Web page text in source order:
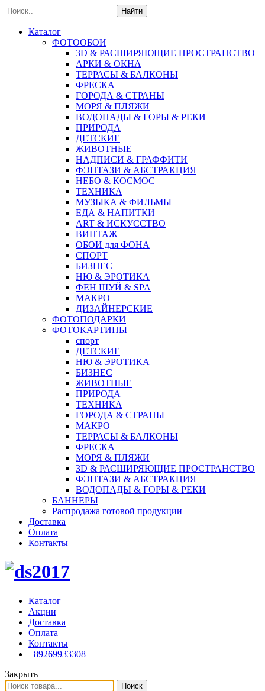
Найти
Каталог
ФОТООБОИ
3D & РАСШИРЯЮЩИЕ ПРОСТРАНСТВО
АРКИ & ОКНА
ТЕРРАСЫ & БАЛКОНЫ
ФРЕСКА
ГОРОДА & СТРАНЫ
МОРЯ & ПЛЯЖИ
ВОДОПАДЫ & ГОРЫ & РЕКИ
ПРИРОДА
ДЕТСКИЕ
ЖИВОТНЫЕ
НАДПИСИ & ГРАФФИТИ
ФЭНТАЗИ & АБСТРАКЦИЯ
НЕБО & КОСМОС
ТЕХНИКА
МУЗЫКА & ФИЛЬМЫ
ЕДА & НАПИТКИ
ART & ИСКУССТВО
ВИНТАЖ
ОБОИ для ФОНА
СПОРТ
БИЗНЕС
НЮ & ЭРОТИКА
ФЕН ШУЙ & SPA
МАКРО
ДИЗАЙНЕРСКИЕ
ФОТОПОДАРКИ
ФОТОКАРТИНЫ
спорт
ДЕТСКИЕ
НЮ & ЭРОТИКА
БИЗНЕС
ЖИВОТНЫЕ
ПРИРОДА
ТЕХНИКА
ГОРОДА & СТРАНЫ
МАКРО
ТЕРРАСЫ & БАЛКОНЫ
ФРЕСКА
МОРЯ & ПЛЯЖИ
3D & РАСШИРЯЮЩИЕ ПРОСТРАНСТВО
ФЭНТАЗИ & АБСТРАКЦИЯ
ВОДОПАДЫ & ГОРЫ & РЕКИ
БАННЕРЫ
Распродажа готовой продукции
Доставка
Оплата
Контакты
Каталог
Акции
Доставка
Оплата
Контакты
+89269933308
Закрыть
Поиск